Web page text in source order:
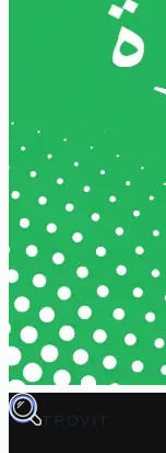
TROVIT